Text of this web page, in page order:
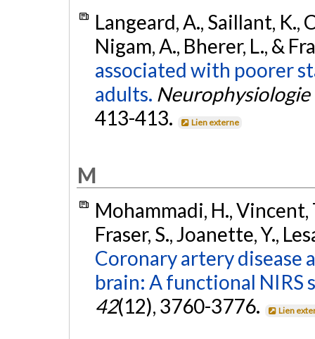
Langeard, A., Saillant, K.,
Nigam, A., Bherer, L., &
associated with poorer
adults.
413-413.
Lien externe
M
Mohammadi, H., Vincent,
Fraser, S., Joanette, Y.,
Coronary artery disease
brain: A functional NIRS
42(12), 3760-3776. Lien